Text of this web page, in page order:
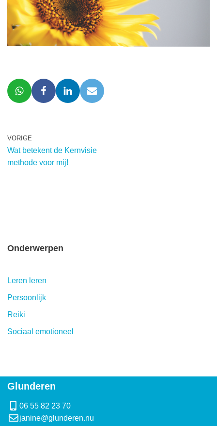
VORIGE
Wat betekent de Kernvisie
methode voor mij!
Onderwerpen
Leren leren
Persoonlijk
Reiki
Sociaal emotioneel
Glunderen
06 55 82 23 70
janine@glunderen.nu